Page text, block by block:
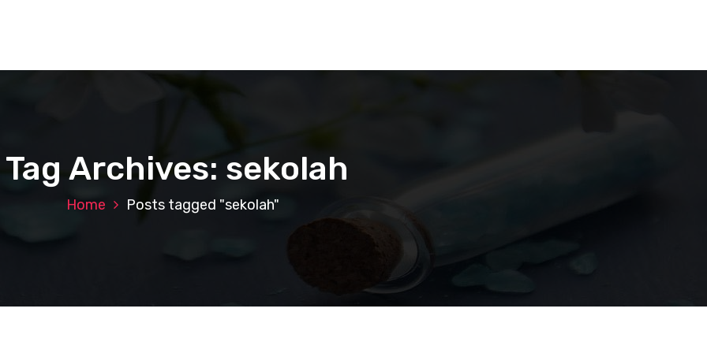
Tag Archives: sekolah
Home Posts tagged "sekolah"